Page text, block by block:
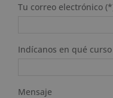
Tu correo electrónico
Indícanos en qué
Mensaje